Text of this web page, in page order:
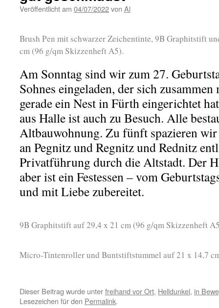
Veröffentlicht am 04/07/2022von Al
Brush Pen mit schwarzer Zeichentinte, 9B Graphitstift
cm (96 g/qm Skizzenheft A5).
Am Sonntag sind wir zum 27.
Sohnes eingeladen, der sich
gerade ein Nest in Fürth eingerichtet
aus Halle ist auch zu Besuch. Alle
Altbauwohnung. Zu fünft spazieren
an Pegnitz und Regnitz und Rednitz
Privatführung durch die Altstadt. Der
aber ist ein Festessen – vom
und mit Liebe zubereitet.
9B Graphitstift auf 29,4 x 21 cm (96 g/qm Skizzenheft
Micro-Tintenroller und Buntstiftstummel auf 21 x 14,7
Dieser Beitrag wurde unterfreihand vor Ort, Helldunkel, in
Lesezeichen für den Permalink.